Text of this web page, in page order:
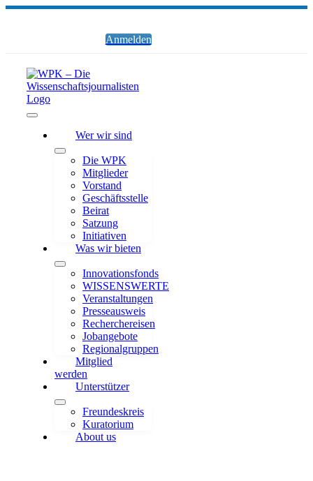
Zum
Anmelden
Navigation
Wer wir sind
Die WPK
Mitglieder
Vorstand
Geschäftsstelle
Beirat
Satzung
Initiativen
Was wir bieten
Innovationsfonds
WISSENSWERTE
Veranstaltungen
Presseausweis
Recherchereisen
Jobangebote
Regionalgruppen
Mitglied
werden
Unterstützer
Freundeskreis
Kuratorium
About us